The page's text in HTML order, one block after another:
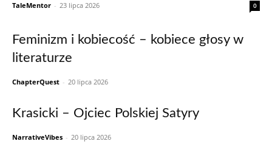
TaleMentor - 23 lipca 2026 0
Feminizm i kobiecość – kobiece głosy w
literaturze
ChapterQuest - 20 lipca 2026
Krasicki – Ojciec Polskiej Satyry
NarrativeVibes - 20 lipca 2026